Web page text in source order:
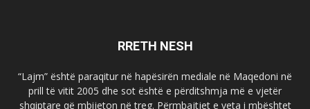
RRETH NESH
“Lajm” është paraqitur në hapësirën mediale në Maqedoni në
prill të vitit 2005 dhe sot është e përditshmja më e vjetër
shqiptare që mbijeton në treg. Përmbajtjet e veta i mbështet